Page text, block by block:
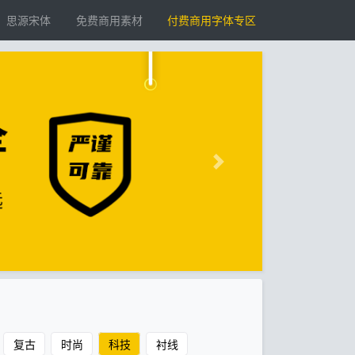
思源宋体 免费商用素材 付费商用字体专区
复古 时尚 科技 衬线